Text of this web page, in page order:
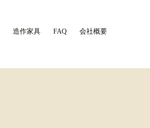
造作家具 FAQ
会社概要